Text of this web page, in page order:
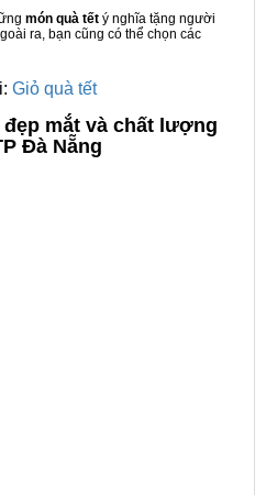
món quà tết ý nghĩa tặng người
ra, bạn cũng có thể chọn các
Giỏ quà tết
mắt và chất lượng
Đà Nẵng